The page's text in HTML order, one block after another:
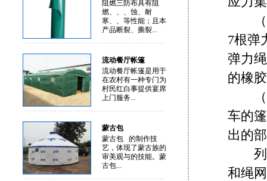
阻燃三防布具有阻
燃、、、蚀、耐
寒、、等性能；且本
产品断裂、撕裂...
流动餐厅帐篷
流动餐厅帐篷是用于
在农村有一种专门为
村民红白事提供宴席
上门服务...
蒙古包
蒙古包 的制作技
艺，体现了蒙古族的
审美观与的技能。蒙
古包...
（2
7根弹
弹力
的橡
（3
车的
出的
列车
和绳